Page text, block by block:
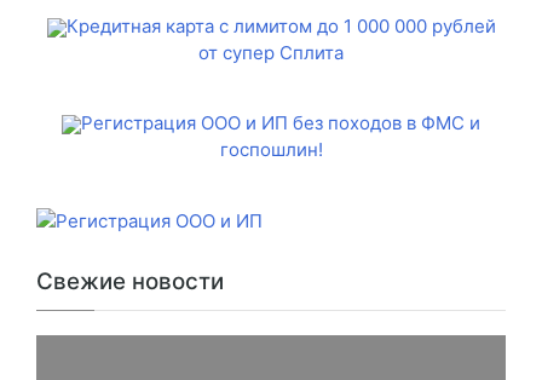
Кредитная карта с лимитом до 1 000 000 рублей
от супер Сплита
Регистрация ООО и ИП без походов в ФМС и
госпошлин!
Свежие новости